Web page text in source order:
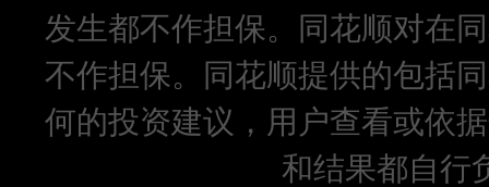
发生都不作担保。同花顺对在
不作担保。同花顺提供的包括
何的投资建议，用户查看或依
和结果都自行